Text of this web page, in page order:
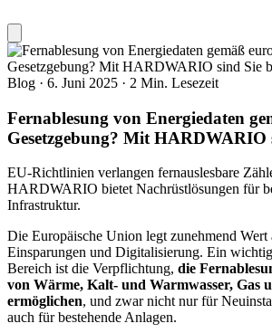
Blog · 6. Juni 2025 · 2 Min. Lesezeit
Fernablesung von Energiedaten
Gesetzgebung? Mit HARDWARIO
EU-Richtlinien verlangen fernauslesbare
HARDWARIO bietet Nachrüstlösungen für
Infrastruktur.
Die Europäische Union legt zunehmend
Einsparungen und Digitalisierung. Ein
Bereich ist die Verpflichtung, die
von Wärme, Kalt- und Warmwasser, Gas
ermöglichen, und zwar nicht nur für
auch für bestehende Anlagen.